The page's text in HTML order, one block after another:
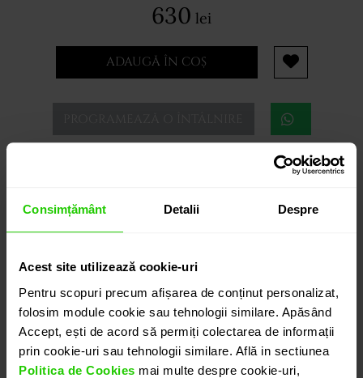
Consimțământ Detalii Despre
Acest site utilizează cookie-uri
Pentru scopuri precum afișarea de conținut personalizat,
folosim module cookie sau tehnologii similare. Apăsând
Accept, ești de acord să permiți colectarea de informații
prin cookie-uri sau tehnologii similare. Află in sectiunea
Politica de Cookies mai multe despre cookie-uri,
630 lei
ADAUGĂ ÎN COȘ
PORTOFEL CASIANI
functional, iar pielea veritabila de crocodil ( certificat
CITES) din care este realizat este un garant al
durabilitatii.
Variatii de culori si finisaje sunt disponibile in
colectie, fiecare piesa avand o textura aparte.